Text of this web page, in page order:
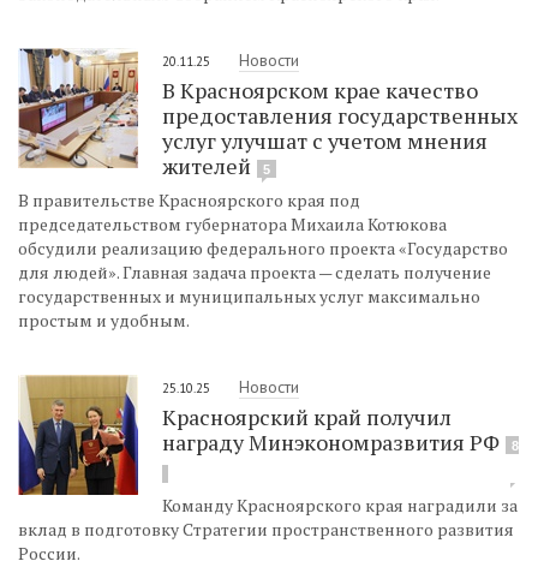
20.11.25 Новости
В Красноярском крае качество
предоставления государственных
услуг улучшат с учетом мнения
жителей
5
В правительстве Красноярского края под
председательством губернатора Михаила Котюкова
обсудили реализацию федерального проекта «Государство
для людей». Главная задача проекта — сделать получение
государственных и муниципальных услуг максимально
простым и удобным.
25.10.25 Новости
Красноярский край получил
награду Минэкономразвития РФ
8
Команду Красноярского края наградили за
вклад в подготовку Стратегии пространственного развития
России.